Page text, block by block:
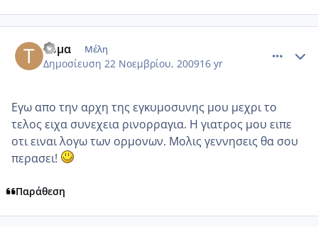
Τόμα Μέλη
Δημοσίευση 22 Νοεμβρίου, 200916 yr
Εγω απο την αρχη της εγκυμοσυνης μου μεχρι το
τελος ειχα συνεχεια ρινορραγια. Η γιατρος μου ειπε
οτι ειναι λογω των ορμονων. Μολις γεννησεις θα σου
περασει!
Παράθεση